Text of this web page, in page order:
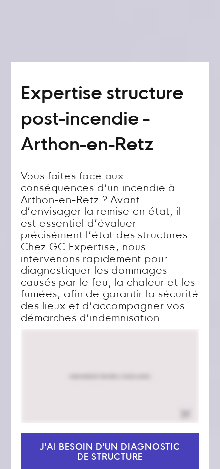
Expertise structure
post-incendie -
Arthon-en-Retz
Vous faites face aux
conséquences d’un incendie à
Arthon-en-Retz ? Avant
d’envisager la remise en état, il
est essentiel d’évaluer
précisément l’état des structures.
Chez GC Expertise, nous
intervenons rapidement pour
diagnostiquer les dommages
causés par le feu, la chaleur et les
fumées, afin de garantir la sécurité
des lieux et d’accompagner vos
démarches d’indemnisation.
J'AI BESOIN D'UN DIAGNOSTIC
DE STRUCTURE